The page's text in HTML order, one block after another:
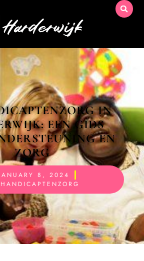
IN
EEN GIDS
EN
ZORG
8, 2024